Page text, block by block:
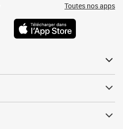
Toutes nos apps